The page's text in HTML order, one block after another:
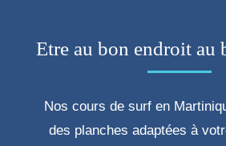
Etre au bon endroit au
Nos cours de surf en
des planches adaptées à